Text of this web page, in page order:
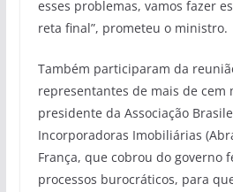
esses problemas, vamos fazer
reta final”, prometeu o ministro.
Também participaram da
representantes de mais de cem
presidente da Associação
Incorporadoras Imobiliárias
França, que cobrou do governo
processos burocráticos, para